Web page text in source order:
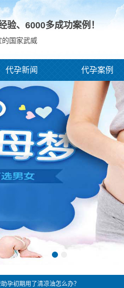
验、 6000多成功案例！
的国家武威
代孕新闻 代孕案例
孕初期用了清凉油怎么办？